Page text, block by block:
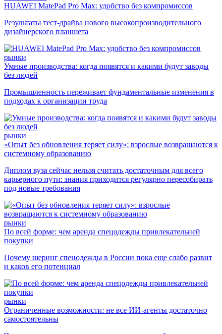
HUAWEI MatePad Pro Max: удобство без компромиссов
Результаты тест-драйва нового высокопроизводительного
дизайнерского планшета
рынки
Умные производства: когда появятся и какими будут заводы
без людей
Промышленность переживает фундаментальные изменения в
подходах к организации труда
рынки
«Опыт без обновления теряет силу»: взрослые возвращаются к
системному образованию
Диплом вуза сейчас нельзя считать достаточным для всего
карьерного пути: знания приходится регулярно пересобирать
под новые требования
рынки
По всей форме: чем аренда спецодежды привлекательней
покупки
Почему шеринг спецодежды в России пока еще слабо развит
и каков его потенциал
рынки
Ограниченные возможности: не все ИИ-агенты достаточно
самостоятельны